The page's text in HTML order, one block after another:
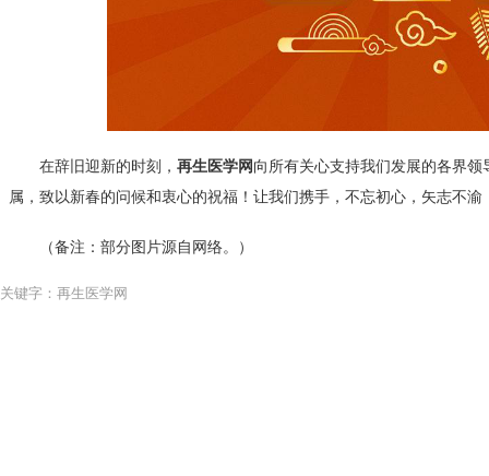
在辞旧迎新的时刻， 再生医学网向所有关心支持我们发展的各界
属，致以新春的问候和衷心的祝福！让我们携手，不忘初心，矢志不
（备注：部分图片源自网络。）
关键字：再生医学网